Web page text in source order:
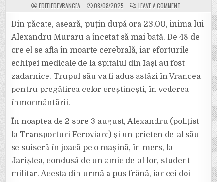
EDITIEDEVRANCEA 08/08/2025 LEAVE A COMMENT
A
TÂNĂRUL
POLIȚIST
ALEXANDRU
MURARU
(22
DE
CEL
A
CĂZUT
DE
PE
MOMENTUL
CARE
AMICUL
PUS
FRÂNĂ.
Din păcate, aseară, puțin după ora 23.00, inima lui
Alexandru Muraru a încetat să mai bată. De 48 de
ore el se afla în moarte cerebrală, iar eforturile
echipei medicale de la spitalul din Iași au fost
zadarnice. Trupul său va fi adus astăzi în Vrancea
pentru pregătirea celor creștinești, în vederea
înmormântării.
În noaptea de 2 spre 3 august, Alexandru (polițist
la Transporturi Feroviare) și un prieten de-al său
se suiseră în joacă pe o mașină, în mers, la
Jariștea, condusă de un amic de-al lor, student
militar. Acesta din urmă a pus frână, iar cei doi